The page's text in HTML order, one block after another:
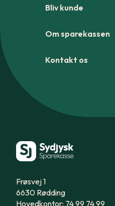
Bliv kunde
Om sparekassen
Kontakt os
Frøsvej 1
6630 Rødding
Hovedkontor: 74 99 74 99